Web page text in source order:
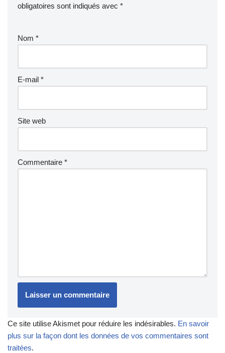
obligatoires sont indiqués avec *
Nom *
E-mail *
Site web
Commentaire *
Ce site utilise Akismet pour réduire les indésirables. En savoir
plus sur la façon dont les données de vos commentaires sont
traitées.